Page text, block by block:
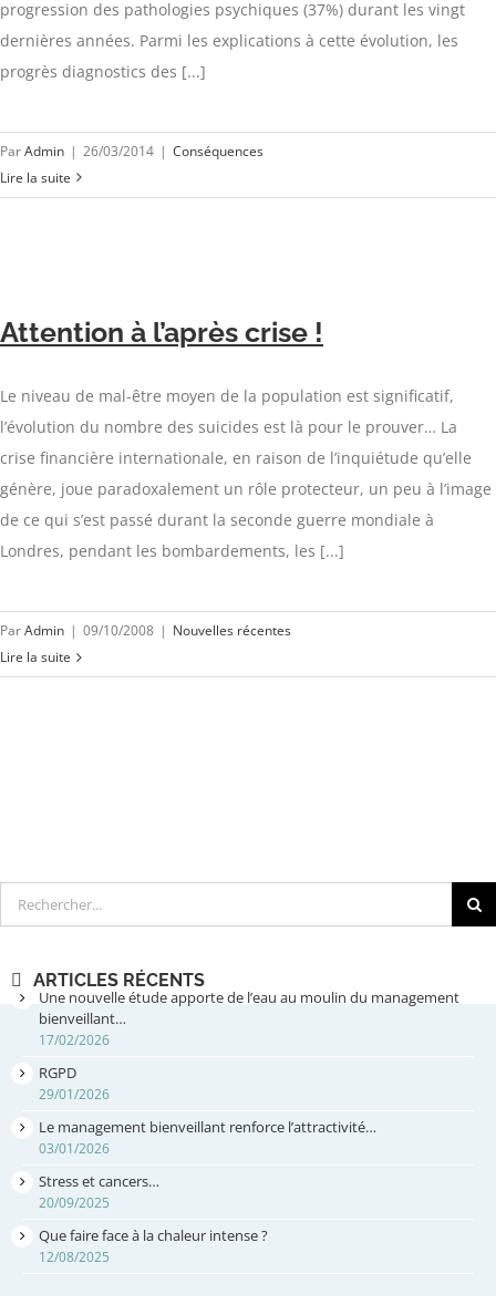
progression des pathologies psychiques (37%) durant les vingt
dernières années. Parmi les explications à cette évolution, les
progrès diagnostics des [...]
ParAdmin | 26/03/2014 | Conséquences
Lire la suite
Attention à l’après crise !
Le niveau de mal-être moyen de la population est significatif,
l’évolution du nombre des suicides est là pour le prouver… La
crise financière internationale, en raison de l’inquiétude qu’elle
génère, joue paradoxalement un rôle protecteur, un peu à l’image
de ce qui s’est passé durant la seconde guerre mondiale à
Londres, pendant les bombardements, les [...]
ParAdmin | 09/10/2008 | Nouvelles récentes
Lire la suite
Rechercher
ARTICLES RÉCENTS
Une nouvelle étude apporte de l’eau au moulin du management
bienveillant…
17/02/2026
RGPD
29/01/2026
Le management bienveillant renforce l’attractivité…
03/01/2026
Stress et cancers…
20/09/2025
Que faire face à la chaleur intense ?
12/08/2025